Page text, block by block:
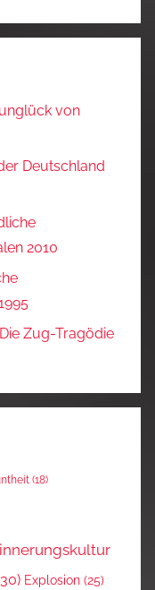
von
Deutschland
2010
Zug-Tragödie
(18)
Explosion (25)